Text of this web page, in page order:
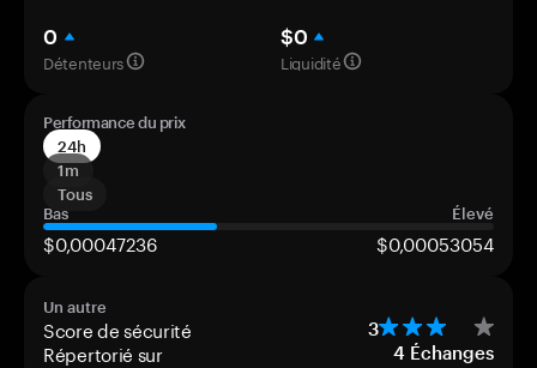
0
Détenteurs
$0
Liquidité
Performance du prix
24h
1m
Tous
Bas
Élevé
$0,00047236 $0,00053054
Un autre
Score de sécurité 3
Répertorié sur 4 Échanges